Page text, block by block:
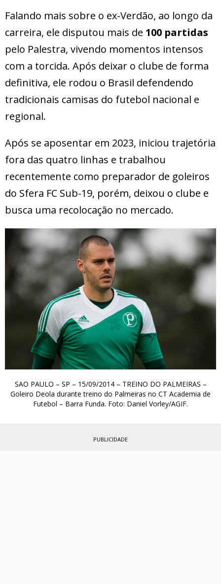
Falando mais sobre o ex-Verdão, ao longo da
carreira, ele disputou mais de 100 partidas
pelo Palestra, vivendo momentos intensos
com a torcida. Após deixar o clube de forma
definitiva, ele rodou o Brasil defendendo
tradicionais camisas do futebol nacional e
regional.
Após se aposentar em 2023, iniciou trajetória
fora das quatro linhas e trabalhou
recentemente como preparador de goleiros
do Sfera FC Sub-19, porém, deixou o clube e
busca uma recolocação no mercado.
SAO PAULO – SP – 15/09/2014 – TREINO DO PALMEIRAS –
Goleiro Deola durante treino do Palmeiras no CT Academia de
Futebol – Barra Funda. Foto: Daniel Vorley/AGIF.
PUBLICIDADE